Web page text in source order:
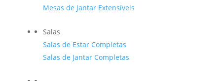
Mesas de Jantar Extensíveis
Salas
Salas de Estar Completas
Salas de Jantar Completas